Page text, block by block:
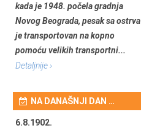
kada je 1948. počela gradnja
Novog Beograda, pesak sa ostrva
je transportovan na kopno
pomoću velikih transportni...
Detaljnije ›
NA DANAŠNJI DAN …
6.8.1902.